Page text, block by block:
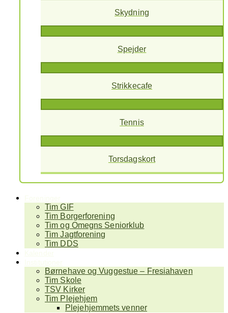
Skydning
Spejder
Strikkecafe
Tennis
Torsdagskort
Tim GIF
Tim Borgerforening
Tim og Omegns Seniorklub
Tim Jagtforening
Tim DDS
Børnehave og Vuggestue – Fresiahaven
Tim Skole
TSV Kirker
Tim Plejehjem
Plejehjemmets venner